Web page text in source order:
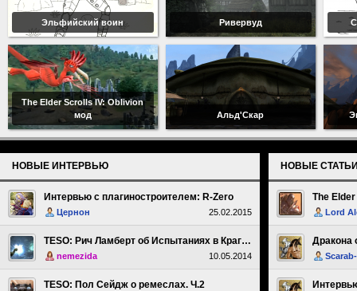
Эльфийский воин Ривервуд
The Elder Scrolls IV: Oblivion
мод
Альд'Скар
НОВЫЕ ИНТЕРВЬЮ
Интервью с плагиностроителем: R-Zero
25.02.2015
Цернон
TESO: Рич Ламберт об Испытаниях в Краглорне. Ч.1.
10.05.2014
nemezida
TESO: Пол Сейдж о ремеслах. Ч.2
НОВЫЕ
The
Lord
Дракона